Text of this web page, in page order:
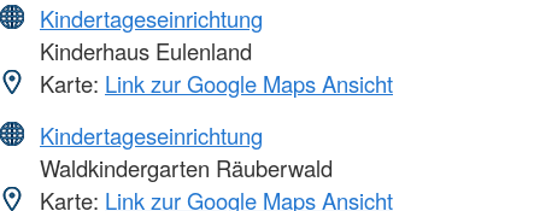
Kindertageseinrichtung
Kinderhaus Eulenland
Karte: Link zur Google Maps Ansicht
Kindertageseinrichtung
Waldkindergarten Räuberwald
Karte: Link zur Google Maps Ansicht